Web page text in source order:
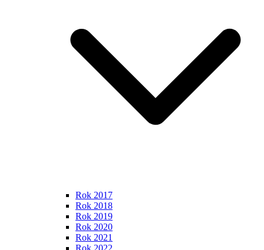
Rok 2017
Rok 2018
Rok 2019
Rok 2020
Rok 2021
Rok 2022